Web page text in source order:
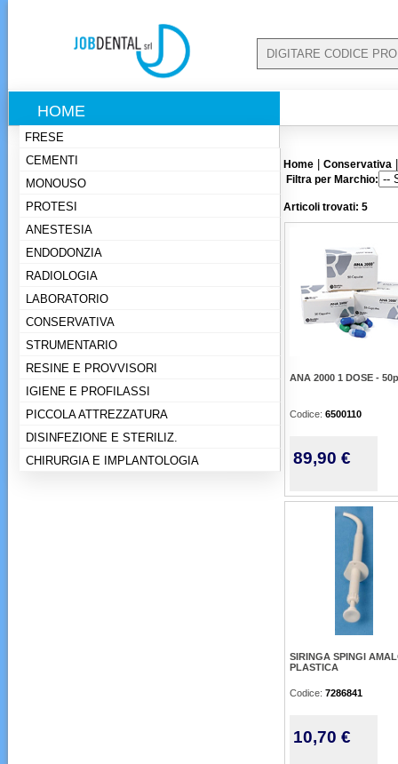
HOME
FRESE
CEMENTI
MONOUSO
PROTESI
ANESTESIA
ENDODONZIA
RADIOLOGIA
LABORATORIO
CONSERVATIVA
STRUMENTARIO
RESINE E PROVVISORI
IGIENE E PROFILASSI
PICCOLA ATTREZZATURA
DISINFEZIONE E STERILIZ.
CHIRURGIA E IMPLANTOLOGIA
Home Conservativa
Filtra per Marchio:
Articoli trovati: 5
ANA 2000 1 DOSE -
Codice: 6500110
89,90 €
SIRINGA SPINGI
PLASTICA
Codice: 7286841
10,70 €